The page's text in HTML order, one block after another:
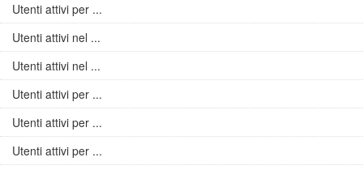
Utenti attivi per ...
Utenti attivi nel ...
Utenti attivi nel ...
Utenti attivi per ...
Utenti attivi per ...
Utenti attivi per ...